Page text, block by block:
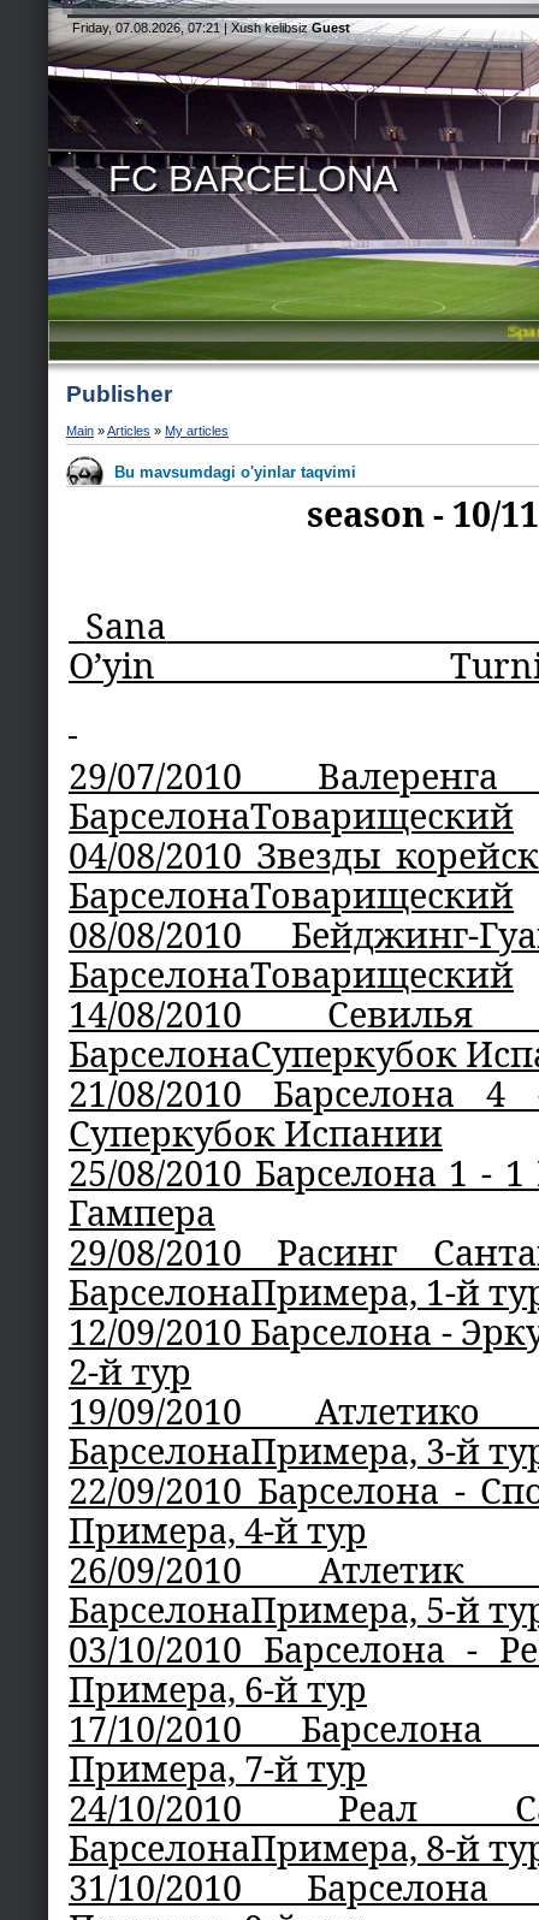
Friday, 07.08.2026, 07:21 |Xush kelibsiz Guest
FC BARCELONA
Spanish
Publisher
Main »Articles » My articles
Bu mavsumdagi o'yinlar taqvimi
season - 10/11
Sana
O’yin
29/07/2010
БарселонаТоварищеский
04/08/2010 Звезды
БарселонаТоварищеский
08/08/2010
БарселонаТоварищеский
14/08/2010
БарселонаСуперкубок
21/08/2010 Барселона
Суперкубок Испании
25/08/2010 Барселона 1 -
Гампера
29/08/2010 Расинг
БарселонаПримера, 1-й
12/09/2010 Барселона -
2-й тур
19/09/2010
БарселонаПримера, 3-й
22/09/2010 Барселона -
Примера, 4-й тур
26/09/2010
БарселонаПримера, 5-й
03/10/2010 Барселона -
Примера, 6-й тур
17/10/2010
Примера, 7-й тур
24/10/2010 Реал
БарселонаПримера, 8-й
31/10/2010